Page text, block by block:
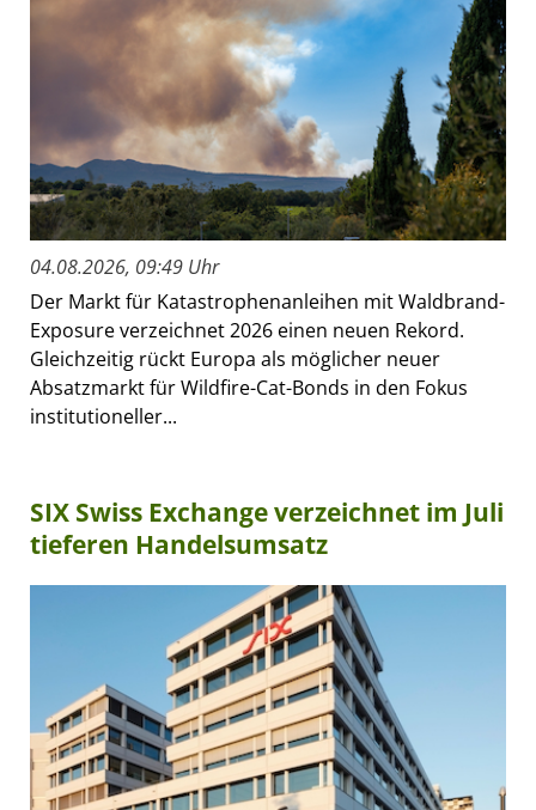
04.08.2026, 09:49 Uhr
Der Markt für Katastrophenanleihen mit Waldbrand-
Exposure verzeichnet 2026 einen neuen Rekord.
Gleichzeitig rückt Europa als möglicher neuer
Absatzmarkt für Wildfire-Cat-Bonds in den Fokus
institutioneller...
SIX Swiss Exchange verzeichnet im Juli
tieferen Handelsumsatz